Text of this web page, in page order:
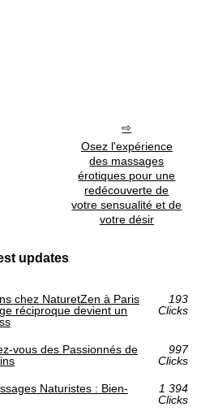
Osez l'expérience
des massages
érotiques pour une
redécouverte de
votre sensualité et de
votre désir
updates
chez NaturetZen à Paris
réciproque devient un
193
Clicks
vous des Passionnés de
997
Clicks
Naturistes : Bien-
1 394
Clicks